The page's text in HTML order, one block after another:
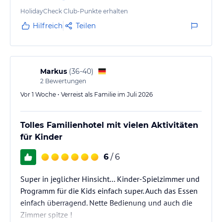
HolidayCheck Club-Punkte erhalten
Hilfreich Teilen
Markus (36-40)
2 Bewertungen
Vor 1 Woche • Verreist als Familie im Juli 2026
Tolles Familienhotel mit vielen Aktivitäten
für Kinder
6 / 6
Super in jeglicher Hinsicht… Kinder-Spielzimmer und
Programm für die Kids einfach super. Auch das Essen
einfach überragend. Nette Bedienung und auch die
Zimmer spitze !